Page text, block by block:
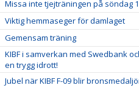
Missa inte tjejträningen på söndag
Viktig hemmaseger för damlaget
Gemensam träning
KIBF i samverkan med Swedbank
en trygg idrott!
Jubel när KIBF F-09 blir